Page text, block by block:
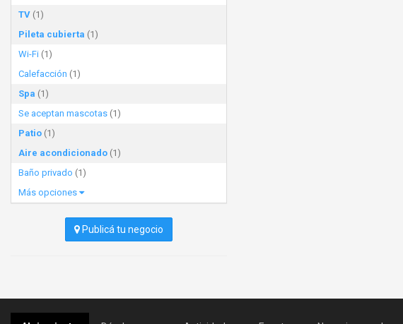
TV (1)
Pileta cubierta (1)
Wi-Fi (1)
Calefacción (1)
Spa (1)
Se aceptan mascotas (1)
Patio (1)
Aire acondicionado (1)
Baño privado (1)
Más opciones
Publicá tu negocio